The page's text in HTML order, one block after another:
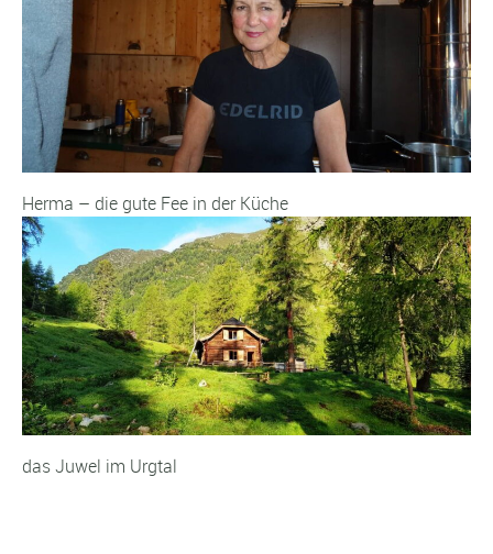
Herma – die gute Fee in der Küche
das Juwel im Urgtal